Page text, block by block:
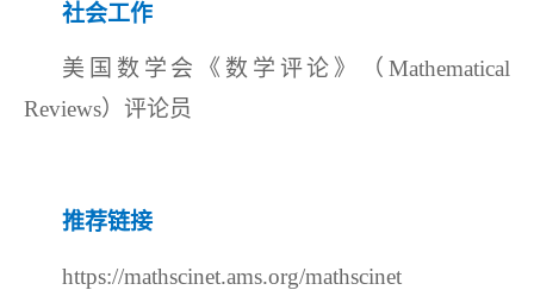
社会工作
美国数学会《数学评论》（ Mathematical
Reviews）评论员
推荐链接
https://mathscinet.ams.org/mathscinet